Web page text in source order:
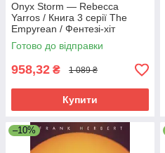
Onyx Storm — Rebecca
Yarros / Книга 3 серії The
Empyrean / Фентезі-хіт
BookTok англійською
Готово до відправки
958,32 ₴ 1 089 ₴
Купити
–10%